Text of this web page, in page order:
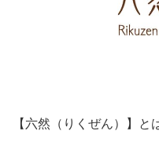
【六然（りくぜん）】と